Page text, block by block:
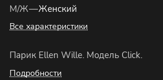
М/Ж—Женский
Все характеристики
Парик Ellen Wille. Модель Click.
Подробности